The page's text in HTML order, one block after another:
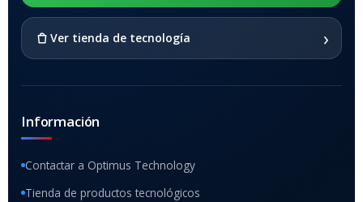
Ver tienda de tecnología ›
Información
Contactar a Optimus Technology
Tienda de productos tecnológicos